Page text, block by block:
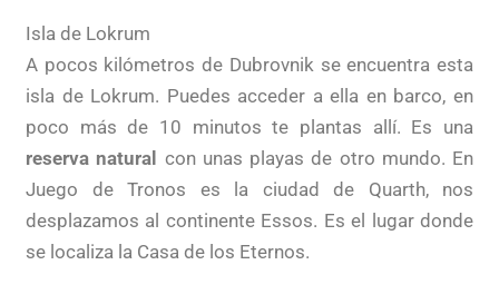
Isla de Lokrum
A pocos kilómetros de Dubrovnik se encuentra esta
isla de Lokrum. Puedes acceder a ella en barco, en
poco más de 10 minutos te plantas allí. Es una
reserva natural con unas playas de otro mundo. En
Juego de Tronos es la ciudad de Quarth, nos
desplazamos al continente Essos. Es el lugar donde
se localiza la Casa de los Eternos.